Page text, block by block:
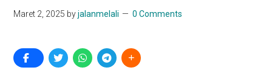
Maret 2, 2025 byjalanmelali 0 Comments